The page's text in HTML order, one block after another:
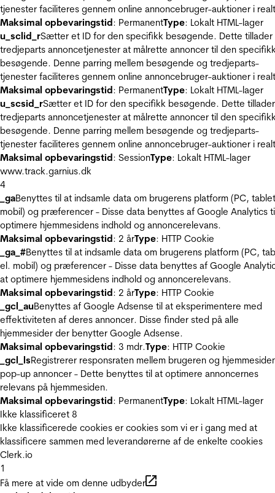
tjenester faciliteres gennem online annoncebruger-auktioner i
Maksimal opbevaringstid: PermanentType: Lokalt HTML-lager
u_sclid_rSætter et ID for den specifikk besøgende. Dette tillader
tredjeparts annoncetjenester at målrette annoncer til den
besøgende. Denne parring mellem besøgende og tredjeparts-
tjenester faciliteres gennem online annoncebruger-auktioner i
Maksimal opbevaringstid: PermanentType: Lokalt HTML-lager
u_scsid_rSætter et ID for den specifikk besøgende. Dette tillader
tredjeparts annoncetjenester at målrette annoncer til den
besøgende. Denne parring mellem besøgende og tredjeparts-
tjenester faciliteres gennem online annoncebruger-auktioner i
Maksimal opbevaringstid: SessionType: Lokalt HTML-lager
www.track.garnius.dk
4
_gaBenyttes til at indsamle data om brugerens platform (PC,
mobil) og præferencer - Disse data benyttes af Google Analytics
optimere hjemmesidens indhold og annoncerelevans.
Maksimal opbevaringstid: 2 årType: HTTP Cookie
_ga_#Benyttes til at indsamle data om brugerens platform (PC,
el. mobil) og præferencer - Disse data benyttes af Google
at optimere hjemmesidens indhold og annoncerelevans.
Maksimal opbevaringstid: 2 årType: HTTP Cookie
_gcl_auBenyttes af Google Adsense til at eksperimentere med
effektiviteten af deres annoncer. Disse finder sted på alle
hjemmesider der benytter Google Adsense.
Maksimal opbevaringstid: 3 mdr.Type: HTTP Cookie
_gcl_lsRegistrerer responsraten mellem brugeren og
pop-up annoncer - Dette benyttes til at optimere annoncernes
relevans på hjemmesiden.
Maksimal opbevaringstid: PermanentType: Lokalt HTML-lager
Ikke klassificeret 8
Ikke klassificerede cookies er cookies som vi er i gang med at
klassificere sammen med leverandørerne af de enkelte cookies
Clerk.io
1
Få mere at vide om denne udbyder